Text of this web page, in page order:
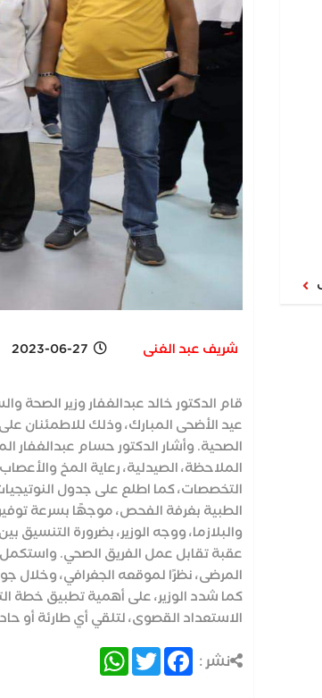
شريف عبد الغنى 2023-06-27
قام الدكتور خالد عبدالغفار وزير الصحة
عيد الأضحى المبارك، وذلك للاطمئنان
الصحية. وأشار الدكتور حسام عبدالغفار
الملاحظة، الصيدلية، رعاية المخ
التخصصات، كما اطلع على جدول
الطبية بغرفة الفحص، موجهًا بسرعة
والبلازما، ووجه الوزير، بضرورة
عقبة تقابل عمل الفريق الصحي. واستكمل
المرضى، نظرًا لموقعه الجغرافي، وخلال
الاستعداد القصوى، لتلقي أي طارئة أو
نشر : Facebook
Twitter
WhatsApp